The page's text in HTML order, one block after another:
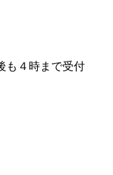
４時まで受付